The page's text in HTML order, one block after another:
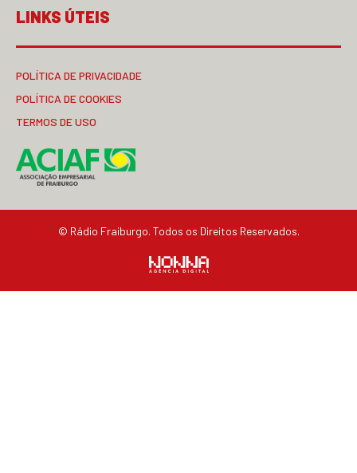
LINKS ÚTEIS
POLÍTICA DE PRIVACIDADE
POLÍTICA DE COOKIES
TERMOS DE USO
© Rádio Fraiburgo. Todos os Direitos Reservados.